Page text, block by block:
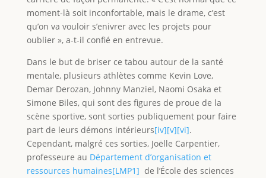
moment-là soit inconfortable, mais le drame, c’est
qu’on va vouloir s’enivrer avec les projets pour
oublier », a-t-il confié en entrevue.
Dans le but de briser ce tabou autour de la santé
mentale, plusieurs athlètes comme Kevin Love,
Demar Derozan, Johnny Manziel, Naomi Osaka et
Simone Biles, qui sont des figures de proue de la
scène sportive, sont sorties publiquement pour faire
part de leurs démons intérieurs[iv][v][vi].
Cependant, malgré ces sorties, Joëlle Carpentier,
professeure au Département d’organisation et
ressources humaines[LMP1] de l’École des sciences